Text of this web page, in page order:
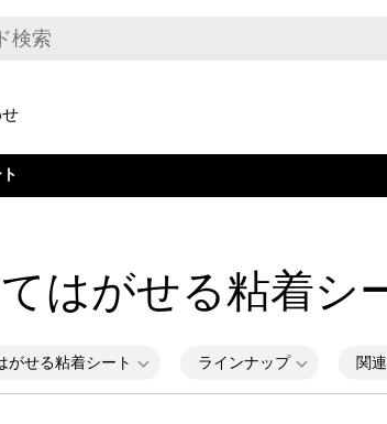
はがせる粘着シ
がせる粘着シート ラインナップ 関